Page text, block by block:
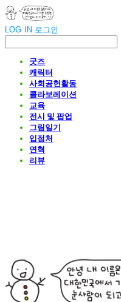
LOG IN 로그인
굿즈
캐릭터
사회공헌활동
콜라보레이션
교육
전시 및 팝업
그림일기
입점처
연혁
리뷰